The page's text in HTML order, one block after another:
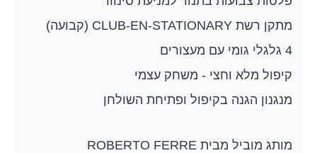
מתקן רשת CLUB-EN-STATIONARY (קבועה)
4 גלגלי גומי עם מעצורים
קיפול מלא וחצי - משחק עצמי
מנגנון הגנה בקיפול ופתיחת השולחן
מותג מוביל מבית ROBERTO FERRE